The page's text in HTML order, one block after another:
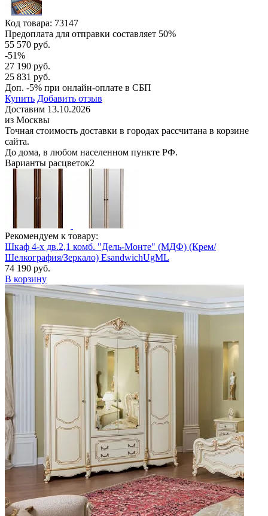
Код товара: 73147
Предоплата для отправки составляет 50%
55 570 руб.
-51%
27 190 руб.
25 831 руб.
Доп. -5% при онлайн-оплате в СБП
Купить Добавить отзыв
Доставим 13.10.2026
из Москвы
Точная стоимость доставки в городах рассчитана в корзине
сайта.
До дома, в любом населенном пункте РФ.
Варианты расцветок2
Рекомендуем к товару:
Шкаф 4-х дв.2,1 комб. "Дель-Монте" (МДФ) (Крем/
Шелкография/Зеркало) EsandwichUgML
74 190 руб.
В корзину